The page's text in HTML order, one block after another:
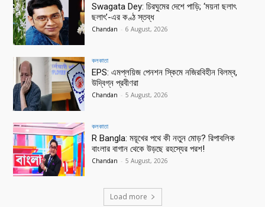
Swagata Dey: চিরঘুমের দেশে পাড়ি; ‘ময়না ছলাৎ
ছলাৎ’-এর কণ্ঠ স্তব্ধ
Chandan - 6 August, 2026
কলকাতা
EPS: এমপ্লয়িজ পেনশন স্কিমে নজিরবিহীন বিলম্ব,
উদ্বিগ্ন প্রবীণরা
Chandan - 5 August, 2026
কলকাতা
R Bangla: ময়ূখের পথে কী নতুন মোড়? রিপাবলিক
বাংলার বাগান থেকে উড়ছে রহস্যের পরশ!
Chandan - 5 August, 2026
Load more